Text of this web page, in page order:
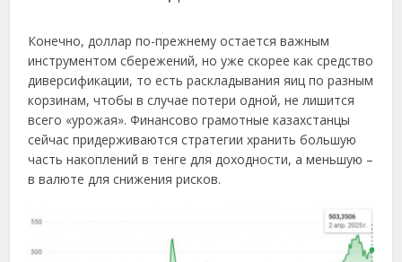
Конечно, доллар по-прежнему остается важным
инструментом сбережений, но уже скорее как средство
диверсификации, то есть раскладывания яиц по разным
корзинам, чтобы в случае потери одной, не лишится
всего «урожая». Финансово грамотные казахстанцы
сейчас придерживаются стратегии хранить большую
часть накоплений в тенге для доходности, а меньшую –
в валюте для снижения рисков.